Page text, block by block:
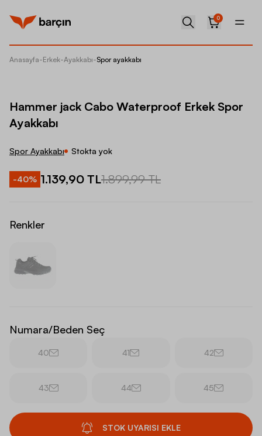
0
Anasayfa-Erkek-Ayakkabı-Spor ayakkabı
Hammer jack Cabo Waterproof Erkek Spor
Ayakkabı
Spor Ayakkabı Stokta yok
-40% 1.139,90 TL1.899,99 TL
Renkler
Numara/Beden Seç
40 41 42
43 44 45
STOK UYARISI EKLE